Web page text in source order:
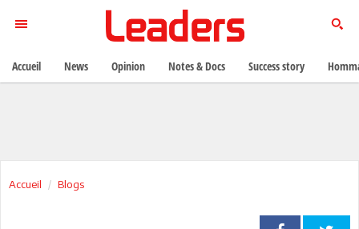
Accueil Blogs
Accueil News Opinion Notes & Docs Success story